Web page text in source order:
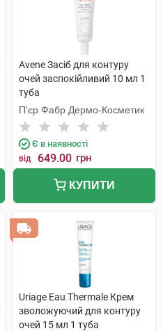
Avene Засіб для контуру
очей заспокійливий 10 мл 1
туба
П'єр Фабр Дермо-Косметик
Є в наявності
від 649.00 грн
КУПИТИ
Uriage Eau Thermale Крем
зволожуючий для контуру
очей 15 мл 1 туба